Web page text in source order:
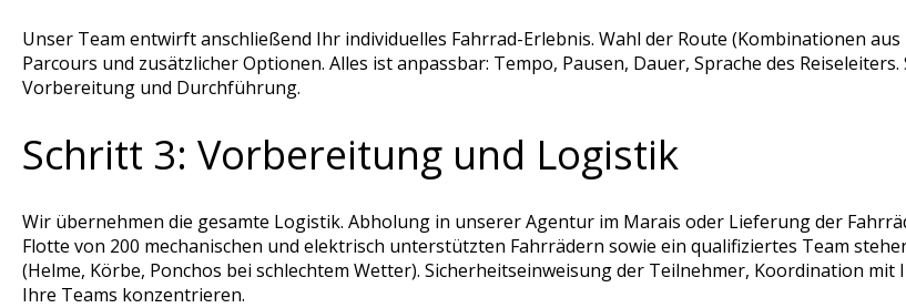
Unser Team entwirft anschließend Ihr individuelles Fahrrad-Erlebnis. Wahl der Route (Kombinationen
Parcours und zusätzlicher Optionen. Alles ist anpassbar: Tempo, Pausen, Dauer, Sprache des
Vorbereitung und Durchführung.
Schritt 3: Vorbereitung und Logistik
Wir übernehmen die gesamte Logistik. Abholung in unserer Agentur im Marais oder Lieferung der
Flotte von 200 mechanischen und elektrisch unterstützten Fahrrädern sowie ein qualifiziertes Team
(Helme, Körbe, Ponchos bei schlechtem Wetter). Sicherheitseinweisung der Teilnehmer, Koordination
Ihre Teams konzentrieren.